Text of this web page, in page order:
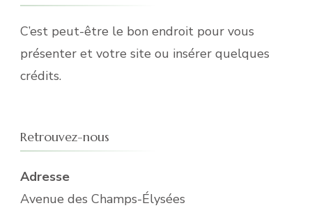
C’est peut-être le bon endroit pour vous
présenter et votre site ou insérer quelques
crédits.
Retrouvez-nous
Adresse
Avenue des Champs-Élysées